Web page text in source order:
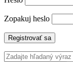
Zopakuj heslo
Registrovať sa